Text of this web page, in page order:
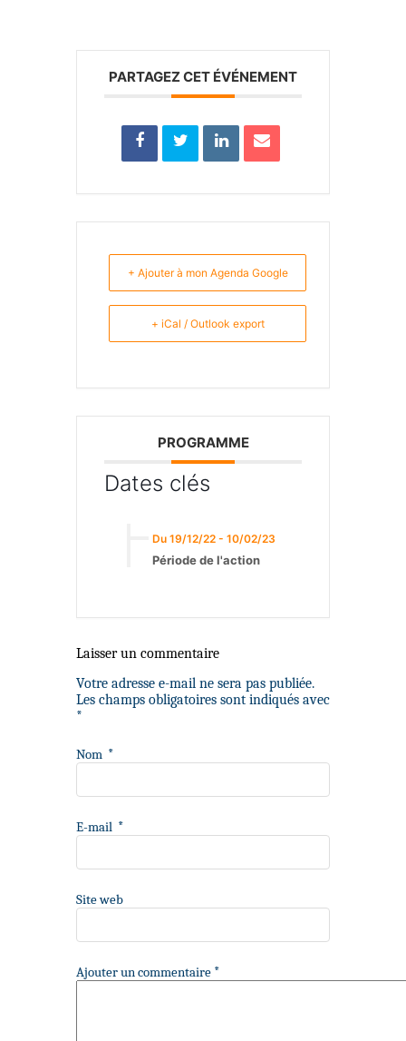
PARTAGEZ CET ÉVÉNEMENT
+ Ajouter à mon Agenda Google
+ iCal / Outlook export
PROGRAMME
Dates clés
Du 19/12/22 - 10/02/23
Période de l'action
Laisser un commentaire
Votre adresse e-mail ne sera pas publiée.
Les champs obligatoires sont indiqués avec
*
Nom *
E-mail *
Site web
Ajouter un commentaire *